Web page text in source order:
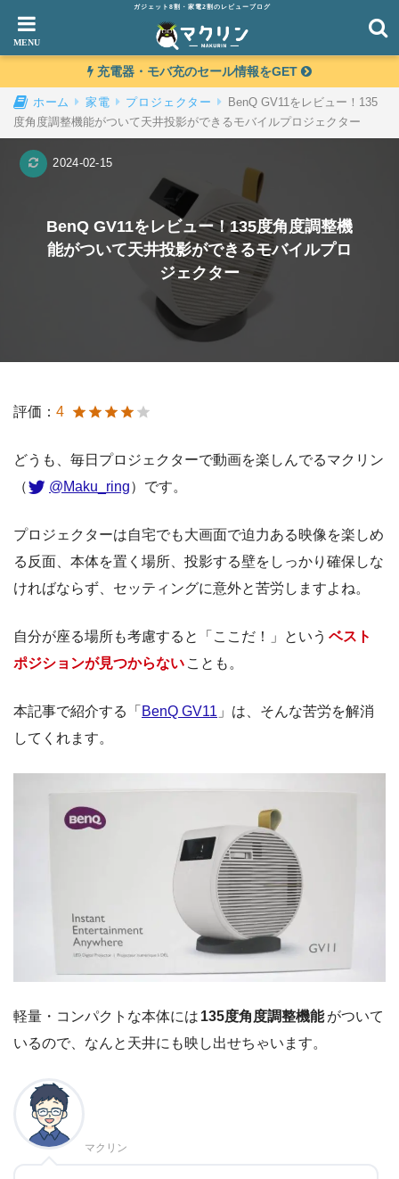
ガジェット8割・家電2割のレビューブログ
充電器・モバ充のセール情報をGET
ホーム 家電 プロジェクター
BenQ GV11をレビュー！135
度角度調整機能がついて天井投影ができるモバイルプロジェクター
BenQ GV11をレビュー！135度角度調整機
能がついて天井投影ができるモバイルプロ
ジェクター
2024-02-15
評価： 4
どうも、毎日プロジェクターで動画を楽しんでるマクリン
（
@Maku_ring）です。
プロジェクターは自宅でも大画面で迫力ある映像を楽しめ
る反面、本体を置く場所、投影する壁をしっかり確保しな
ければならず、セッティングに意外と苦労しますよね。
自分が座る場所も考慮すると「ここだ！」という ベスト
ポジションが見つからない ことも。
本記事で紹介する「 BenQ GV11 」は、そんな苦労を解消
してくれます。
軽量・コンパクトな本体には 135度角度調整機能 がついて
いるので、なんと天井にも映し出せちゃいます。
マクリン